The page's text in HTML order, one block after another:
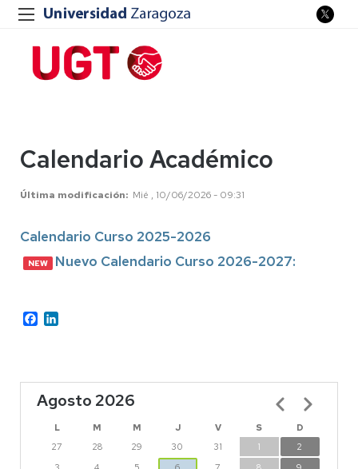
Calendario Académico
Última modificación Mié , 10/06/2026 - 09:31
Calendario Curso 2025-2026
Nuevo Calendario Curso 2026-2027:
Facebook
Agosto 2026
L M M J V S
D
27
28 29 30 31 1
2
Paginación